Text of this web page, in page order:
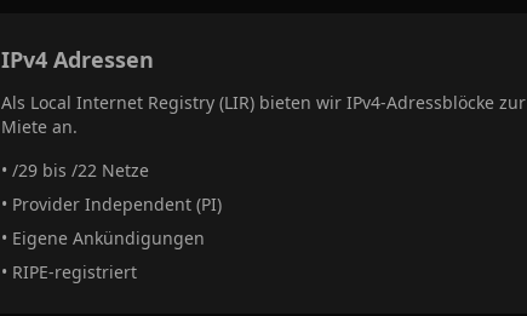
IPv4 Adressen
Als Local Internet Registry (LIR) bieten wir IPv4-Adressblöcke zur
Miete an.
• /29 bis /22 Netze
• Provider Independent (PI)
• Eigene Ankündigungen
• RIPE-registriert